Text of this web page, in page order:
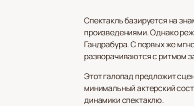
Спектакль базируется на
произведениями. Однако
Гандрабура. С первых же
разворачиваются с ритмом
Этот галопад предложит
минимальный актерский
динамики спектаклю.